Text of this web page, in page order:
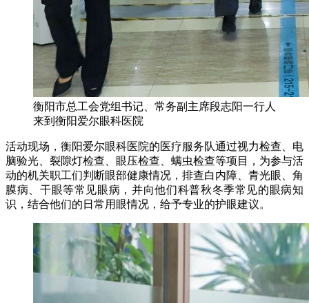
衡阳市总工会党组书记、常务副主席段志阳一行人
来到衡阳爱尔眼科医院
活动现场，衡阳爱尔眼科医院的医疗服务队通过视力检查、电
脑验光、裂隙灯检查、眼压检查、螨虫检查等项目，为参与活
动的机关职工们判断眼部健康情况，排查白内障、青光眼、角
膜病、干眼等常见眼病，并向他们科普秋冬季常见的眼病知
识，结合他们的日常用眼情况，给予专业的护眼建议。